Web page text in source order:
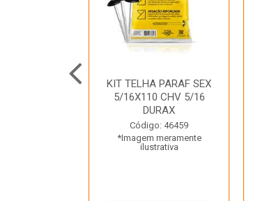
KIT TELHA PARAF SEX
5/16X110 CHV 5/16
DURAX
Código: 46459
*Imagem meramente
ilustrativa